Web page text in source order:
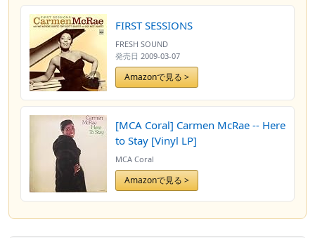
FIRST SESSIONS
FRESH SOUND
発売日 2009-03-07
Amazonで見る >
[MCA Coral] Carmen McRae -- Here
to Stay [Vinyl LP]
MCA Coral
Amazonで見る >